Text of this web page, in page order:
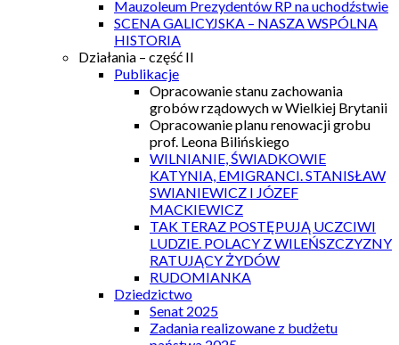
Mauzoleum Prezydentów RP na uchodźstwie
SCENA GALICYJSKA – NASZA WSPÓLNA
HISTORIA
Działania – część II
Publikacje
Opracowanie stanu zachowania
grobów rządowych w Wielkiej Brytanii
Opracowanie planu renowacji grobu
prof. Leona Bilińskiego
WILNIANIE, ŚWIADKOWIE
KATYNIA, EMIGRANCI. STANISŁAW
SWIANIEWICZ I JÓZEF
MACKIEWICZ
TAK TERAZ POSTĘPUJĄ UCZCIWI
LUDZIE. POLACY Z WILEŃSZCZYZNY
RATUJĄCY ŻYDÓW
RUDOMIANKA
Dziedzictwo
Senat 2025
Zadania realizowane z budżetu